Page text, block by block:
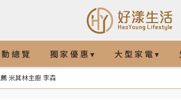
總 覽 獨 家 優 惠 ▾ 大 型 家 電 ▾
米其林主廚 李森